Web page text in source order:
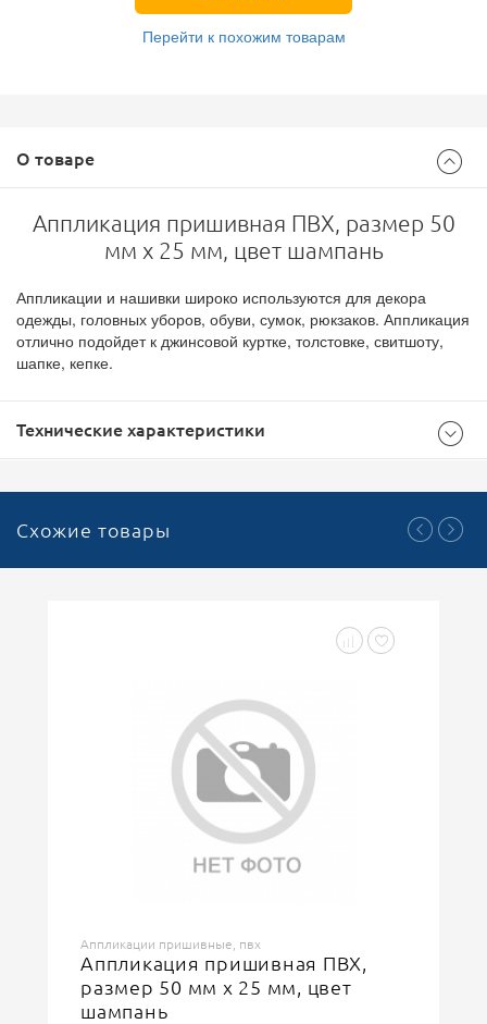
Перейти к похожим товарам
О товаре
Аппликация пришивная ПВХ, размер 50
мм х 25 мм, цвет шампань
Аппликации и нашивки широко используются для декора
одежды, головных уборов, обуви, сумок, рюкзаков. Аппликация
отлично подойдет к джинсовой куртке, толстовке, свитшоту,
шапке, кепке.
Технические характеристики
Для одежды, обуви, головных уборов и аксессуаров
Схожие товары
Аппликации пришивные, пвх
Аппликация пришивная ПВХ,
размер 50 мм х 25 мм, цвет
шампань